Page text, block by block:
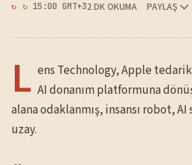
↻ 15:00 GMT+32 DK OKUMA PAYLAŞ
L ens Technology, Apple
AI donanım platformuna
alana odaklanmış, insansı robot,
uzay.